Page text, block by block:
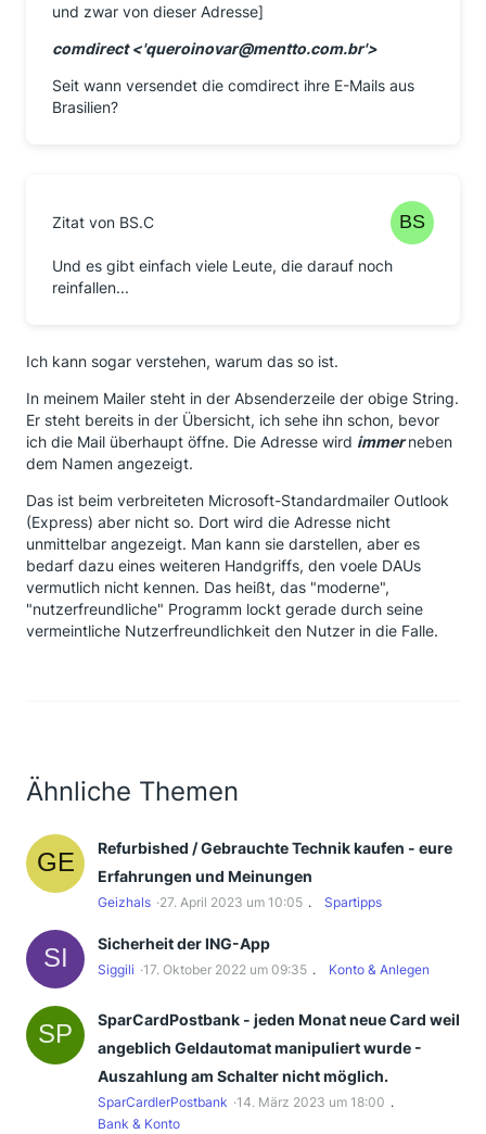
und zwar von dieser Adresse]
comdirect <'queroinovar@mentto.com.br'>
Seit wann versendet die comdirect ihre E-Mails aus
Brasilien?
Zitat von BS.C
Und es gibt einfach viele Leute, die darauf noch
reinfallen...
Ich kann sogar verstehen, warum das so ist.
In meinem Mailer steht in der Absenderzeile der obige String.
Er steht bereits in der Übersicht, ich sehe ihn schon, bevor
ich die Mail überhaupt öffne. Die Adresse wird immerneben
dem Namen angezeigt.
Das ist beim verbreiteten Microsoft-Standardmailer Outlook
(Express) aber nicht so. Dort wird die Adresse nicht
unmittelbar angezeigt. Man kann sie darstellen, aber es
bedarf dazu eines weiteren Handgriffs, den voele DAUs
vermutlich nicht kennen. Das heißt, das "moderne",
"nutzerfreundliche" Programm lockt gerade durch seine
vermeintliche Nutzerfreundlichkeit den Nutzer in die Falle.
Ähnliche Themen
Refurbished / Gebrauchte Technik kaufen - eure
Erfahrungen und Meinungen
Geizhals 27. April 2023 um 10:05 Spartipps
Sicherheit der ING-App
Siggili 17. Oktober 2022 um 09:35 Konto & Anlegen
SparCardPostbank - jeden Monat neue Card weil
angeblich Geldautomat manipuliert wurde -
Auszahlung am Schalter nicht möglich.
SparCardlerPostbank
14. März 2023 um 18:00
Bank & Konto